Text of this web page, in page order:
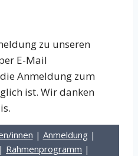
zu unseren
E-Mail
Anmeldung zum
ist. Wir danken
innen | Anmeldung|
| Rahmenprogramm |